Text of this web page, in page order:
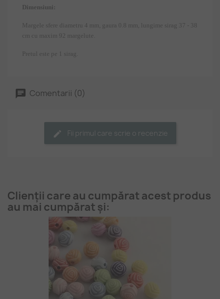
Dimensiuni:
Margele sfere diametru 4 mm, gaura 0.8 mm, lungime sirag 37 - 38
cm cu maxim 92 margelute.
Pretul este pe 1 sirag.
Comentarii (0)
Fii primul care scrie o recenzie
Clienții care au cumpărat acest produs
au mai cumpărat și: